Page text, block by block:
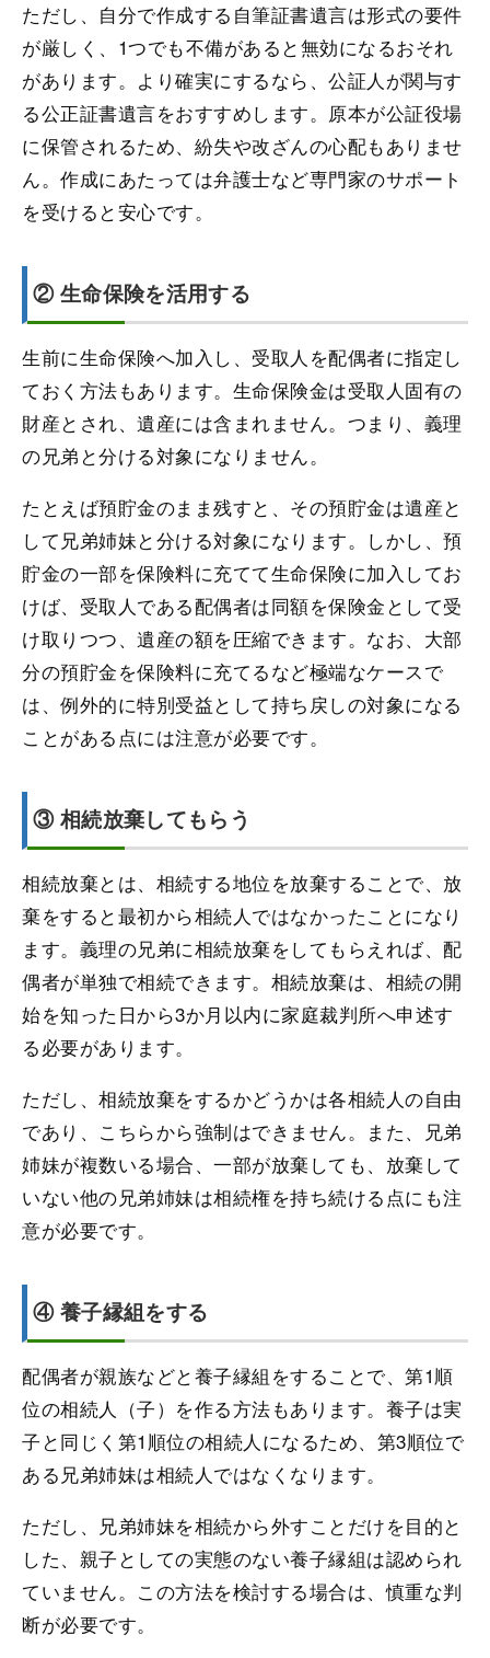
ただし、自分で作成する自筆証書遺言は形式の要件
が厳しく、1つでも不備があると無効になるおそれ
があります。より確実にするなら、公証人が関与す
る公正証書遺言をおすすめします。原本が公証役場
に保管されるため、紛失や改ざんの心配もありませ
ん。作成にあたっては弁護士など専門家のサポート
を受けると安心です。
② 生命保険を活用する
生前に生命保険へ加入し、受取人を配偶者に指定し
ておく方法もあります。生命保険金は受取人固有の
財産とされ、遺産には含まれません。つまり、義理
の兄弟と分ける対象になりません。
たとえば預貯金のまま残すと、その預貯金は遺産と
して兄弟姉妹と分ける対象になります。しかし、預
貯金の一部を保険料に充てて生命保険に加入してお
けば、受取人である配偶者は同額を保険金として受
け取りつつ、遺産の額を圧縮できます。なお、大部
分の預貯金を保険料に充てるなど極端なケースで
は、例外的に特別受益として持ち戻しの対象になる
ことがある点には注意が必要です。
③ 相続放棄してもらう
相続放棄とは、相続する地位を放棄することで、放
棄をすると最初から相続人ではなかったことになり
ます。義理の兄弟に相続放棄をしてもらえれば、配
偶者が単独で相続できます。相続放棄は、相続の開
始を知った日から3か月以内に家庭裁判所へ申述す
る必要があります。
ただし、相続放棄をするかどうかは各相続人の自由
であり、こちらから強制はできません。また、兄弟
姉妹が複数いる場合、一部が放棄しても、放棄して
いない他の兄弟姉妹は相続権を持ち続ける点にも注
意が必要です。
④ 養子縁組をする
配偶者が親族などと養子縁組をすることで、第1順
位の相続人（子）を作る方法もあります。養子は実
子と同じく第1順位の相続人になるため、第3順位で
ある兄弟姉妹は相続人ではなくなります。
ただし、兄弟姉妹を相続から外すことだけを目的と
した、親子としての実態のない養子縁組は認められ
ていません。この方法を検討する場合は、慎重な判
断が必要です。